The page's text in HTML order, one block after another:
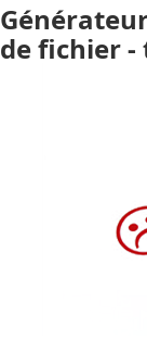
de fichier -